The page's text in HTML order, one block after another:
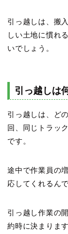
引っ越しは、搬
しい土地に慣れ
いでしょう。
引っ越しは
引っ越しは、ど
回、同じトラッ
です。
途中で作業員の
応してくれるんで
引っ越し作業の
約時に決まりま